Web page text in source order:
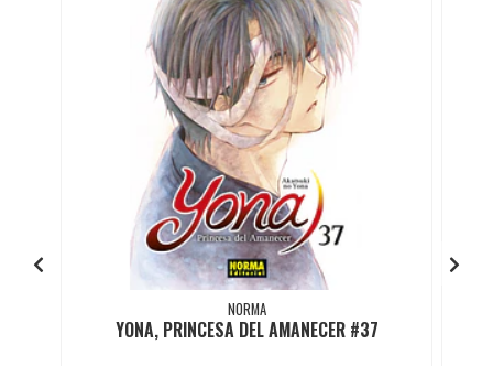
NORMA
YONA, PRINCESA DEL AMANECER #37